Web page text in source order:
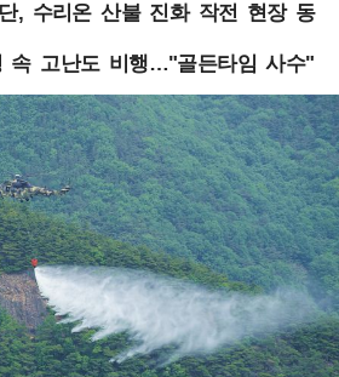
, 수리온 산불 진화 작전 현장 동
속 고난도 비행…"골든타임 사수"